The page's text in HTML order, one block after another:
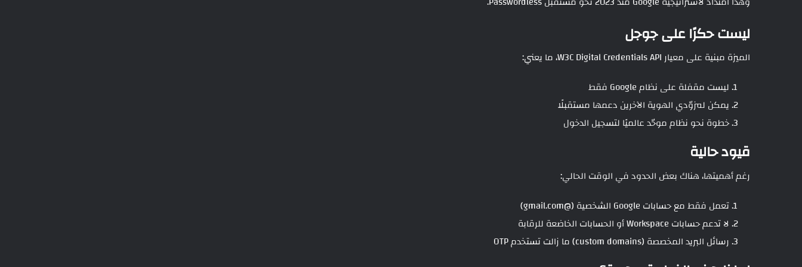
ليست حكرًا على جوجل
الميزة مبنية على معيار W3C Digital Credentials API، ما يعني:
ليست مقفلة على نظام Google فقط
يمكن لمزوّدي الهوية الآخرين دعمها مستقبلًا
خطوة نحو نظام موحّد عالميًا لتسجيل الدخول
قيود حالية
رغم أهميتها، هناك بعض الحدود في الوقت الحالي:
تعمل فقط مع حسابات Google الشخصية (@gmail.com)
لا تدعم حسابات Workspace أو الحسابات الخاضعة للرقابة
رسائل البريد المخصصة (custom domains) ما زالت تستخدم OTP